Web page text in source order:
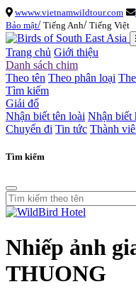
wwww.vietnamwildtour.com
Bảo mật/ Tiếng Anh/ Tiếng Việt
Trang chủ Giới thiệu
Danh sách chim
Theo tên Theo phân loại
Tìm kiếm
Giải đố
Nhận biết tên loài Nhận biết
Chuyến đi Tin tức Thành
Tìm kiếm
Nhiếp ảnh
THUONG